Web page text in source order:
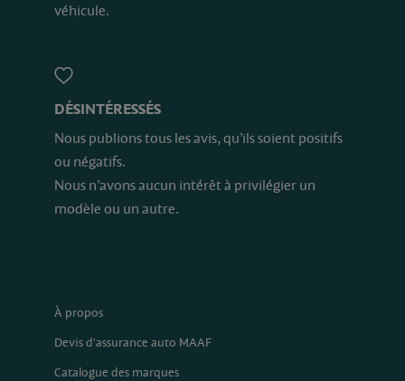
véhicule.
DÉSINTÉRESSÉS
Nous publions tous les avis, qu’ils soient positifs
ou négatifs.
Nous n’avons aucun intérêt à privilégier un
modèle ou un autre.
À propos
Devis d'assurance auto MAAF
Catalogue des marques